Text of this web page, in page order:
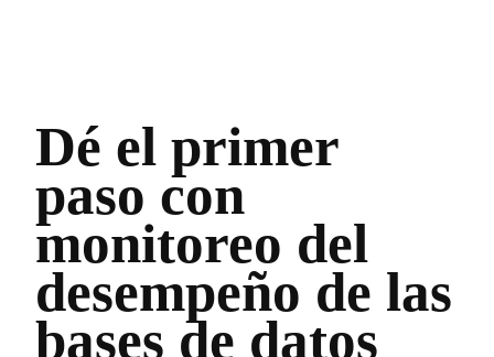
Dé el primer
paso con
monitoreo del
desempeño de las
bases de datos